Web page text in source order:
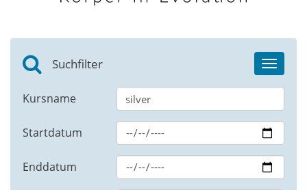
Toggle
Suchfilter
Kursname
Startdatum
Enddatum